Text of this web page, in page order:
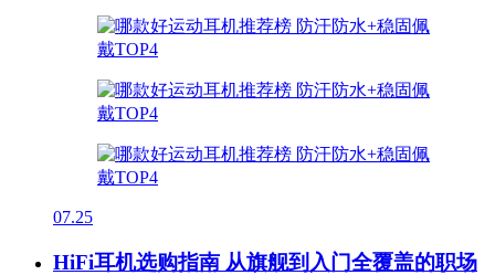
07.25
HiFi耳机选购指南 从旗舰到入门全覆盖的职场